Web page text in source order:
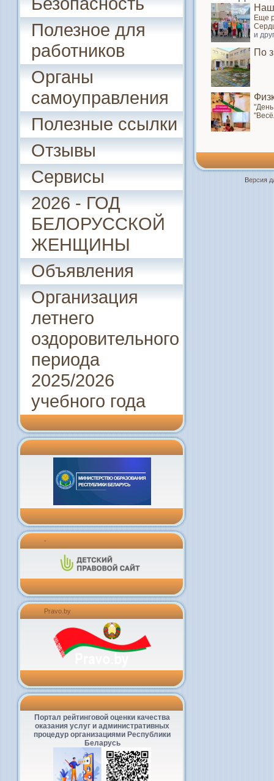
Полезное для
работников
Органы
самоуправления
Полезные ссылки
Отзывы
Сервисы
2026 - ГОД
БЕЛОРУССКОЙ
ЖЕНЩИНЫ
Объявления
Организация
летнего
оздоровительного
периода
2025/2026
учебного года
-
Pravo.by
Портал рейтинговой оценки качества
оказания услуг и административных
процедур организациями Республики
Беларусь
Еще
и
По
Версия